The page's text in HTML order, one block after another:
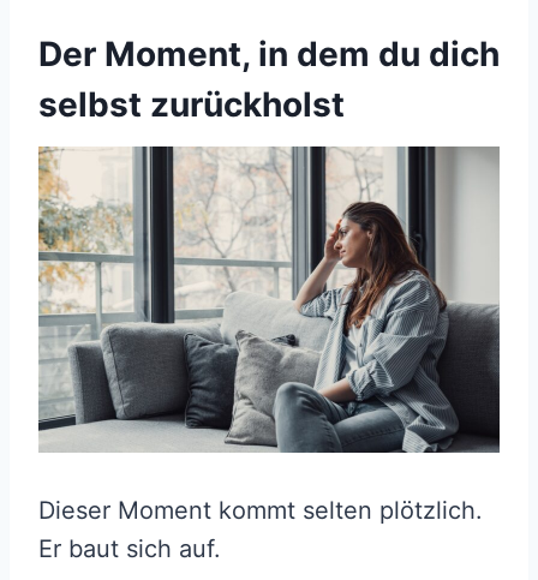
Der Moment, in dem du dich
selbst zurückholst
Dieser Moment kommt selten plötzlich.
Er baut sich auf.